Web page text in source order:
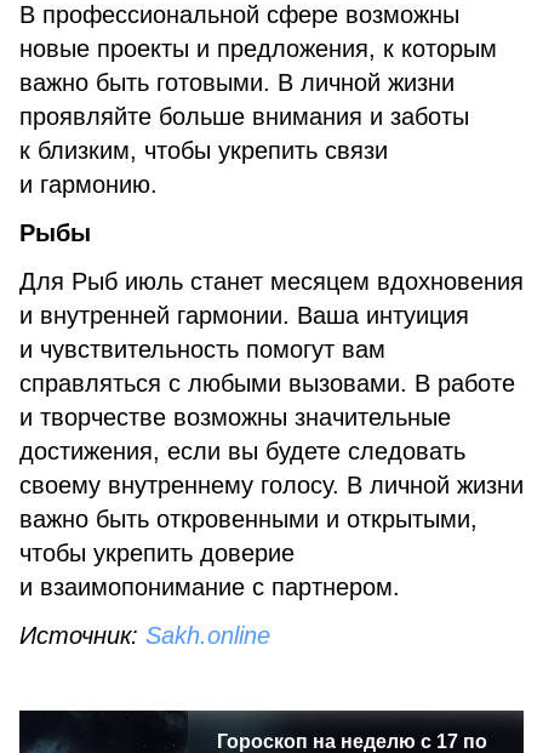
В профессиональной сфере возможны
новые проекты и предложения, к которым
важно быть готовыми. В личной жизни
проявляйте больше внимания и заботы
к близким, чтобы укрепить связи
и гармонию.
Рыбы
Для Рыб июль станет месяцем вдохновения
и внутренней гармонии. Ваша интуиция
и чувствительность помогут вам
справляться с любыми вызовами. В работе
и творчестве возможны значительные
достижения, если вы будете следовать
своему внутреннему голосу. В личной жизни
важно быть откровенными и открытыми,
чтобы укрепить доверие
и взаимопонимание с партнером.
Источник: Sakh.online
Гороскоп на неделю с 17 по